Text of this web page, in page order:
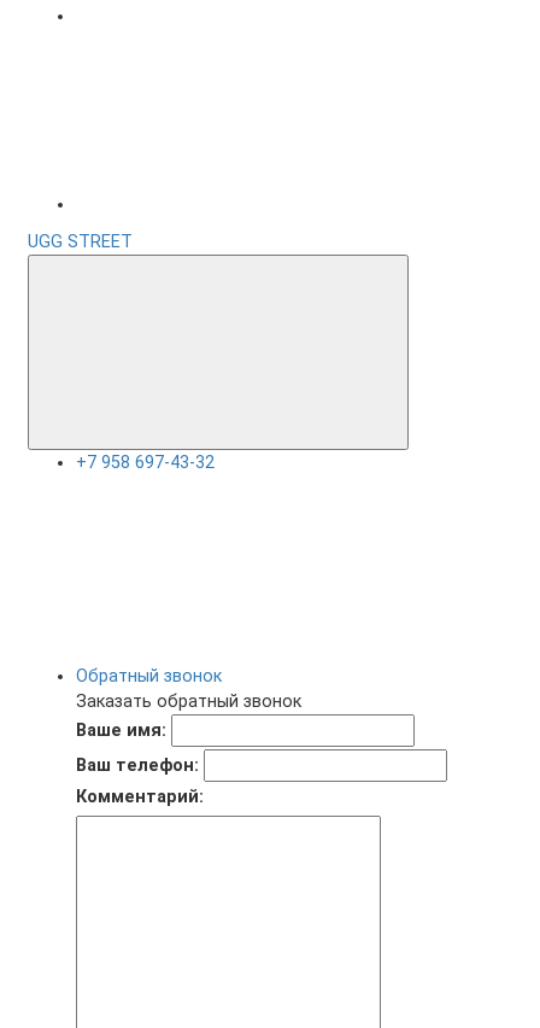
UGG STREET
+7 958 697-43-32
Обратный звонок
Заказать обратный звонок
Ваше имя:
Ваш телефон:
Комментарий: